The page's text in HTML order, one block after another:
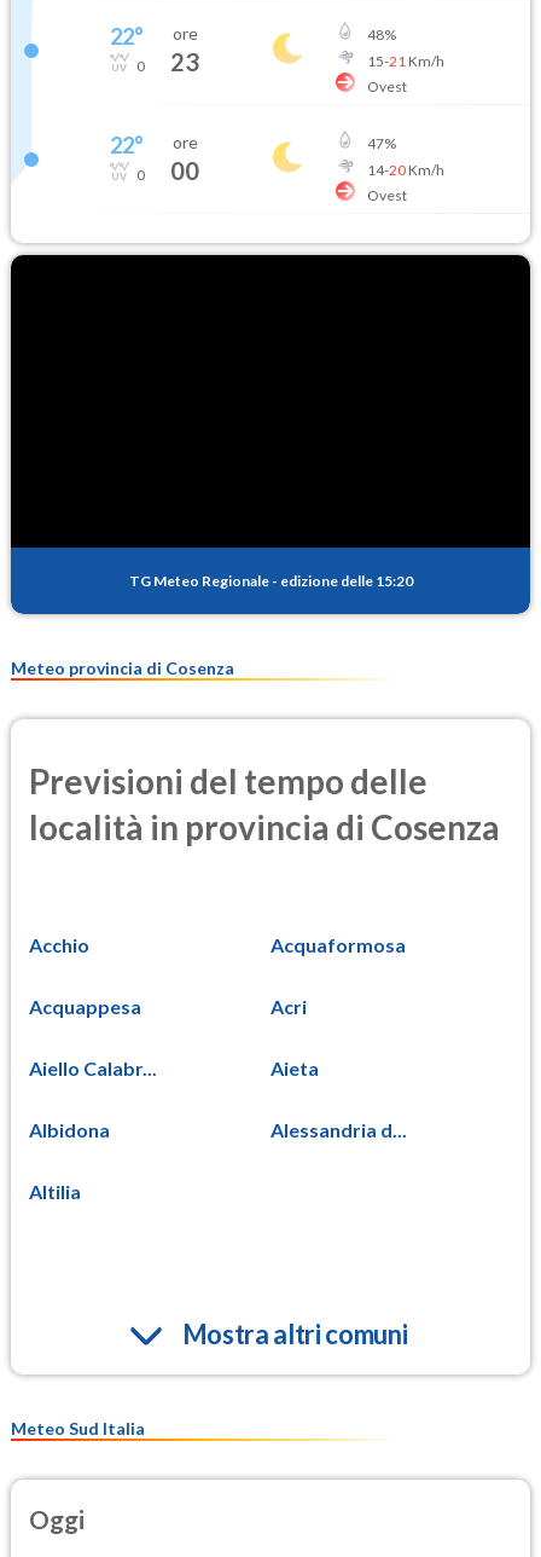
22°
0
ore
23
48%
15-21 Km/h
Ovest
22°
0
ore
00
47%
14-20Km/h
Ovest
TG Meteo Regionale - edizione delle 15:20
Meteo provincia di Cosenza
Previsioni del tempo delle
località in provincia di Cosenza
Acchio Acquaformosa
Acquappesa Acri
Aiello Calabr... Aieta
Albidona Alessandria d...
Altilia
Mostra altri comuni
Meteo Sud Italia
Oggi